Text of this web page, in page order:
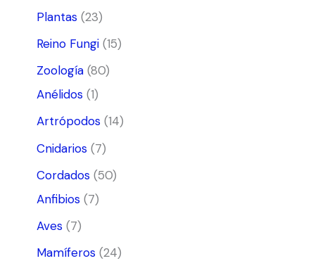
Plantas(23)
Reino Fungi(15)
Zoología(80)
Anélidos(1)
Artrópodos(14)
Cnidarios(7)
Cordados(50)
Anfibios(7)
Aves(7)
Mamíferos(24)